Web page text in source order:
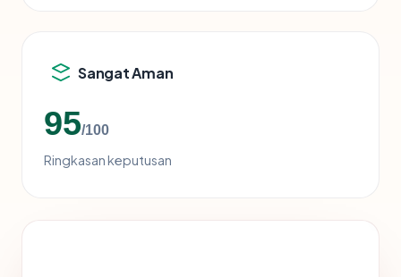
Sangat Aman
95/100
Ringkasan keputusan